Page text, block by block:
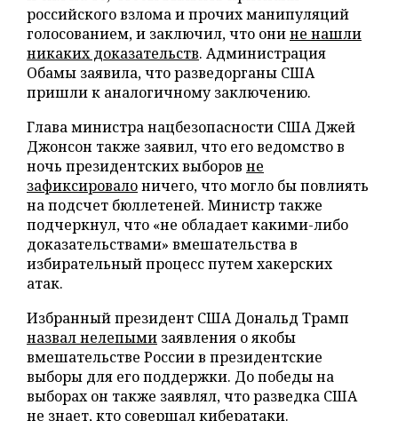
российского взлома и прочих манипуляций
голосованием, и заключил, что онине нашли
никаких доказательств. Администрация
Обамы заявила, что разведорганы США
пришли к аналогичному заключению.
Глава министра нацбезопасности США Джей
Джонсон также заявил, что его ведомство в
ночь президентских выборов не
зафиксировалоничего, что могло бы повлиять
на подсчет бюллетеней. Министр также
подчеркнул, что «не обладает какими-либо
доказательствами» вмешательства в
избирательный процесс путем хакерских
атак.
Избранный президент США Дональд Трамп
назвал нелепыми заявления о якобы
вмешательстве России в президентские
выборы для его поддержки. До победы на
выборах он также заявлял, что разведка США
не знает, кто совершал кибератаки.